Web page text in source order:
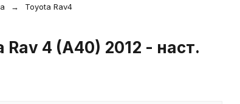
Toyota Rav4
4 (A40) 2012 - наст.